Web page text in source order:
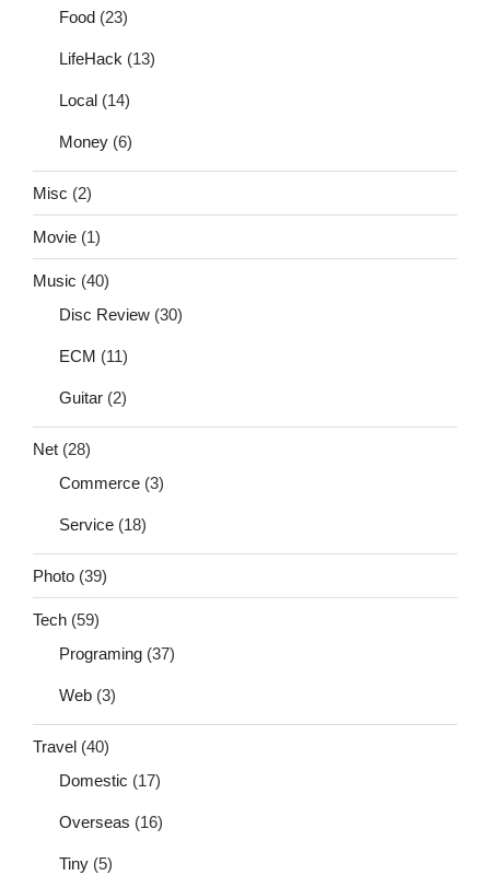
Food (23)
LifeHack (13)
Local (14)
Money (6)
Misc (2)
Movie (1)
Music (40)
Disc Review (30)
ECM (11)
Guitar (2)
Net (28)
Commerce (3)
Service (18)
Photo (39)
Tech (59)
Programing (37)
Web (3)
Travel (40)
Domestic (17)
Overseas (16)
Tiny (5)